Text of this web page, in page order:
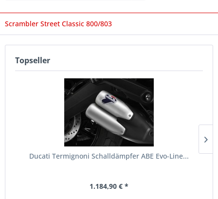
Scrambler Street Classic 800/803
Topseller
Ducati Termignoni Schalldämpfer ABE Evo-Line...
1.184,90 € *